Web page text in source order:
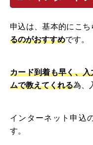
申込は、基本的にこち
るのがおすすめです。
カード到着も早く、
ムで教えてくれる為、
インターネット申込
す。